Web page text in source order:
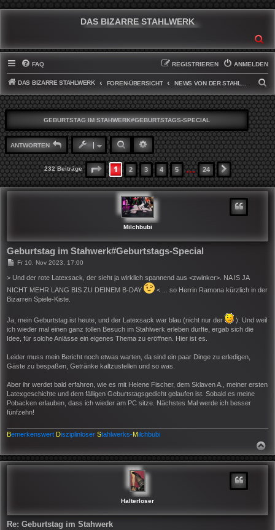
DAS BIZARRE STAHLWERK
FAQ ANMELDEN
REGISTRIEREN
DAS BIZARRE STAHLWERK FOREN-ÜBERSICHT
U
C
H
E
GEBURTSTAG IM STAHWERK#GEBURTSTAGS-SPECIAL
ANTWORTEN SUCHE ERWEITERTE SUCHE
232 Beiträge SEITE VON24
1 2 3 4 5 … 24 NÄCHSTE
Milchbubi
Geburtstag im Stahwerk#Geburtstags-Special
B
i
r
a
Fr 10. Nov 2023, 17:00
> Und der rote Latexsack, der sieht ja wirklich spannend aus <zwinker>. NA IS JA
NICHT MEHR LANG BIS ZU DEINEM B-DAY
< ... so Herrin Ramona kürzlich in der
Bizarren Spiele-Kiste.
Ja, mein Geburtstag ist heute, und der Latexsack war blau (nicht nur der
). Und weil
ich wieder mal einen ganz tollen Besuch im Stahlwerk erleben durfte, ergab sich die
Idee, für solche Anlässe ein eigenes Thema zu eröffnen. Hier ist es.
Leider muss mein Bericht noch etwas warten, da sind ein paar Dinge zu erledigen,
Gäste zu bespaßen, Getränke kaltzustellen und so was.
Aber ihr werdet bald erfahren, wie es mit Helene Fischer, dem Sklaven A., meiner ersten
Latexgeschichte und dem fälligen Geburtstagsgedicht gelaufen ist. Sobald es meine
Pobacken erlauben, dass ich wieder am PC sitze. Nächstes Mal werde ich besser
fünfzehn!
Bemerkenswert Disziplinloser Stahlwerks-Milchbubi
Halterloser
Re: Geburtstag im Stahwerk